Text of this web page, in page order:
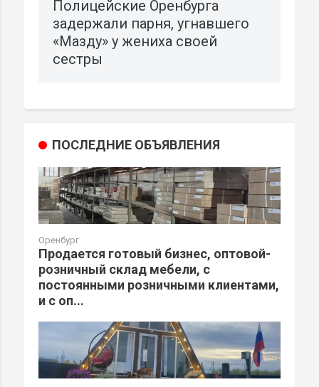
Полицейские Оренбурга
задержали парня, угнавшего
«Мазду» у жениха своей
сестры
ПОСЛЕДНИЕ ОБЪЯВЛЕНИЯ
Оренбург
Продается готовый бизнес, оптовой-
розничный склад мебели, с
постоянными розничными клиентами,
и с оп...